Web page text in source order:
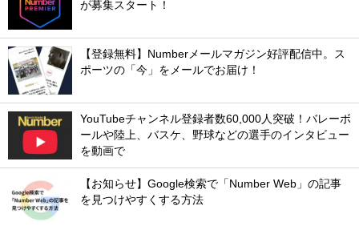
が募集スタート！
【登録無料】Numberメールマガジン好評配信中。ス
ポーツの「今」をメールでお届け！
YouTubeチャンネル登録者数60,000人突破！バレーボ
ールや陸上、バスケ、野球などの選手のインタビュー
を動画で
【お知らせ】Google検索で「Number Web」の記事
を見つけやすくする方法